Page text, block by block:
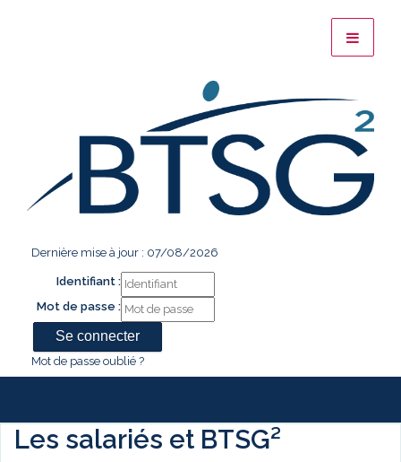
Dernière mise à jour : 07/08/2026
Identifiant :
Mot de passe :
Mot de passe oublié ?
Les salariés et BTSG²